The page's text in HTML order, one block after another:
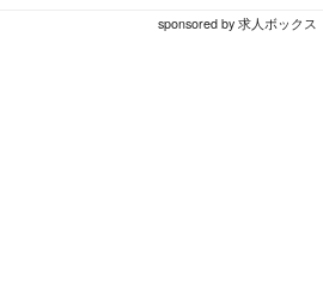
sponsored by 求人ボックス